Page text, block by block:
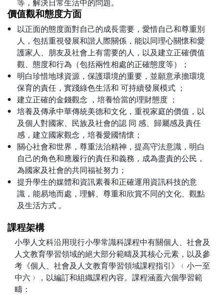
價值觀和態度方面
以正面的態度面對自己的成長需要，愛惜自己和尊重別
人，包括重視發展和諧人際關係，能以同理心關懷和愛
護家人、朋友及社會上有需要的人，以及建立正確價值
觀、態度和行為（包括兩性相處的正確態度等）；
明白珍惜地球資源，保護環境的重要，並願意承擔環境
保育的責任，實踐綠色生活和 可持續發展模式 ；
建立正確的金錢觀念 ，培養恰當的理財態度 ；
培養及傳承中華傳統美德和文化，重視家庭的價值，以
及個人對國家、民族及社會的認 同 感、歸屬感及責任
感，建立國家觀念，培養愛國情懷；
關心社會和世界，尊重法治精神，提高守法意識，明白
自己的角色和應履行的責任和義務，成為盡責的公民，
為國家及社會的共同福祉努力；
提升學生的媒體和資訊素養和正確運用資訊科技的意
識，能易地而處，理解、尊重和欣賞不同的文化、觀點
及生活方式 。
課程架構
小學人文科沿用現行小學常識科課程中有關個人、社會及
人文教育學習領域的絕大部分範疇及其核心元素，以及參
考《個人、社會及人文教育學習領域課程指引》﹙小一至
中六﹚，以編訂和組織課程內容。課程涵蓋六個學習範
疇：